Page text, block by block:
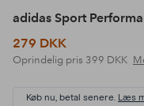
adidas Sport
279 DKK
Oprindelig pris 399 DKK
Køb nu, betal senere. Læs